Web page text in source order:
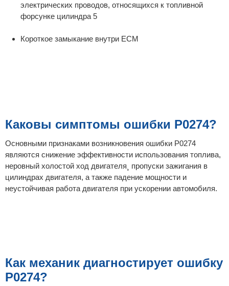
электрических проводов, относящихся к топливной
форсунке цилиндра 5
Короткое замыкание внутри ECM
Каковы симптомы ошибки P0274?
Основными признаками возникновения ошибки P0274
являются снижение эффективности использования топлива,
неровный холостой ход двигателя¸ пропуски зажигания в
цилиндрах двигателя, а также падение мощности и
неустойчивая работа двигателя при ускорении автомобиля.
Как механик диагностирует ошибку
P0274?